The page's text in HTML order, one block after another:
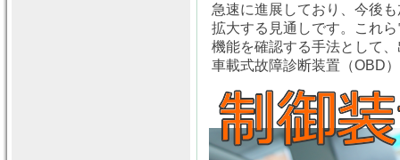
急速に進展しており、今後も
拡大する見通しです。これら
機能を確認する手法として、
車載式故障診断装置（OBD